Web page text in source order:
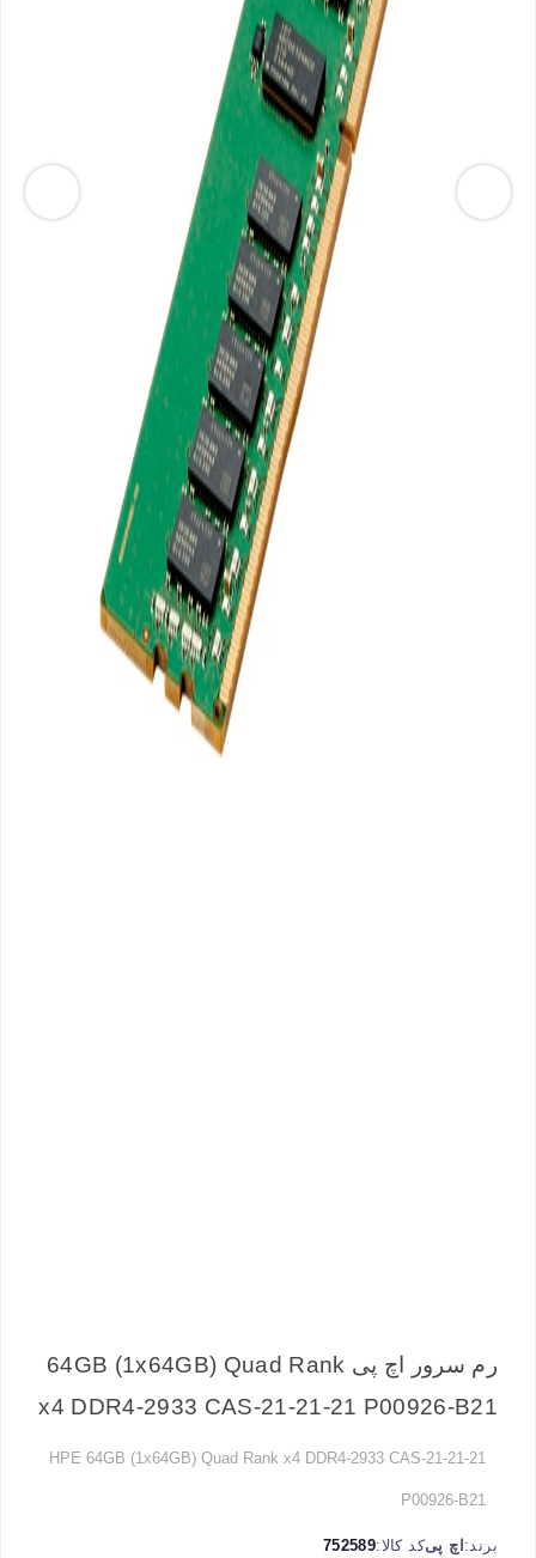
رم سرور اچ پی 64GB (1x64GB) Quad Rank
x4 DDR4-2933 CAS-21-21-21 P00926-B21
HPE 64GB (1x64GB) Quad Rank x4 DDR4-2933 CAS-21-21-21
P00926-B21
برند: اچ پیکد کالا:752589